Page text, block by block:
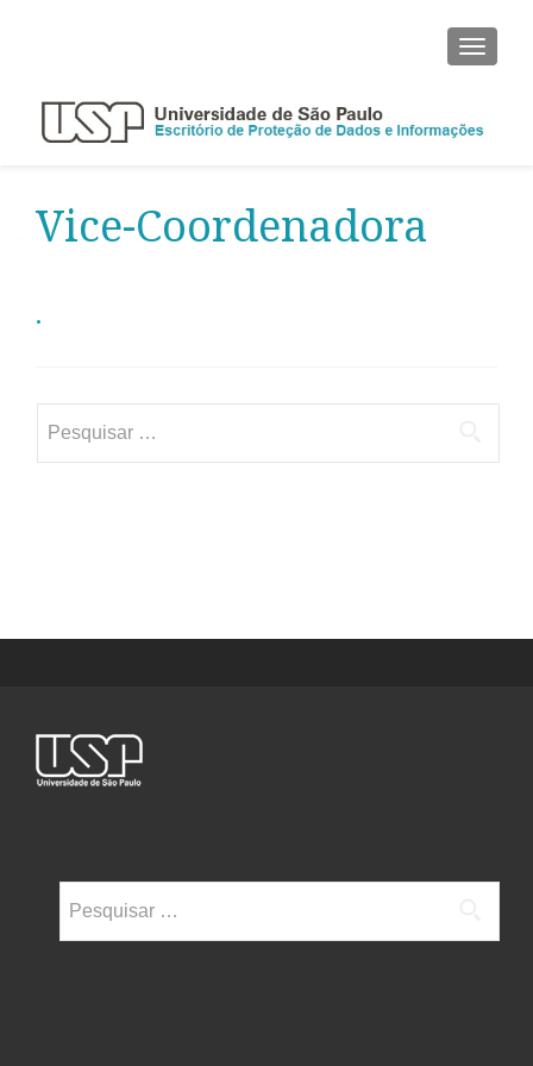
Vice-Coordenadora
.
por:
por: